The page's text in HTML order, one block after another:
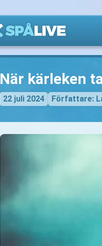
När kärleken
22 juli 2024 Författare: